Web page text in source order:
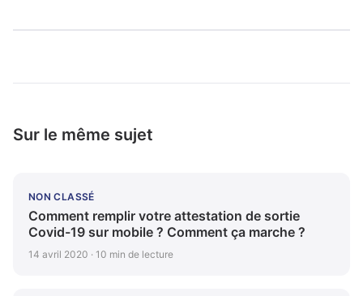
Sur le même sujet
NON CLASSÉ
Comment remplir votre attestation de sortie
Covid-19 sur mobile ? Comment ça marche ?
14 avril 2020 · 10 min de lecture